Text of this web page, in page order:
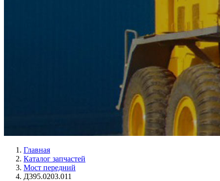
Главная
Каталог запчастей
Мост передний
Д395.0203.011